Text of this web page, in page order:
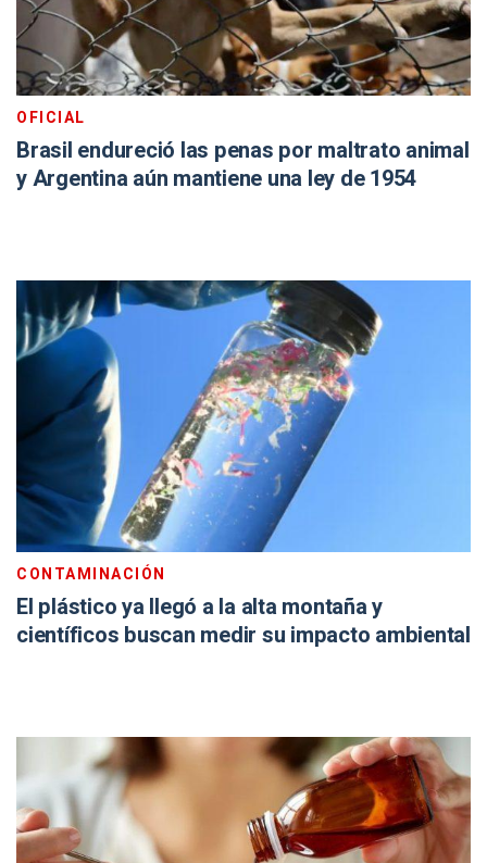
OFICIAL
Brasil endureció las penas por maltrato animal
y Argentina aún mantiene una ley de 1954
CONTAMINACIÓN
El plástico ya llegó a la alta montaña y
científicos buscan medir su impacto ambiental